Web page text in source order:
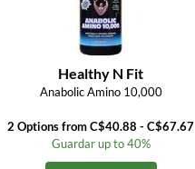
Healthy N Fit
Anabolic Amino 10,000
2 Options from C$40.88 - C$67.67
Guardar up to 40%